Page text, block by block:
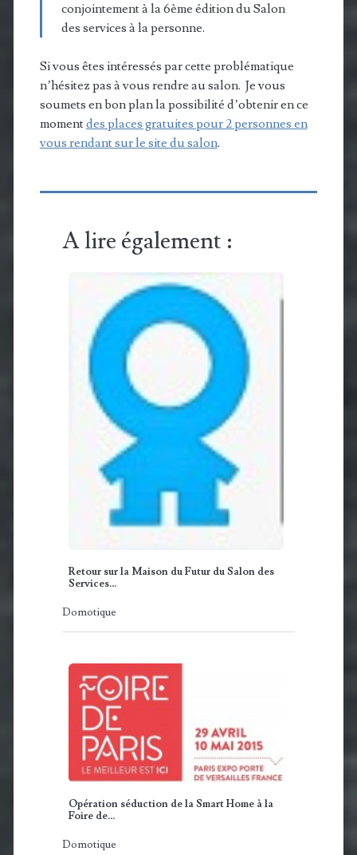
conjointement à la 6ème édition du Salon
des services à la personne.
Si vous êtes intéressés par cette problématique
n’hésitez pas à vous rendre au salon. Je vous
soumets en bon plan la possibilité d’obtenir en ce
momentdes places gratuites pour 2 personnes en
vous rendant sur le site du salon.
A lire également :
Retour sur la Maison du Futur du Salon des
Services…
Domotique
Opération séduction de la Smart Home à la
Foire de…
Domotique